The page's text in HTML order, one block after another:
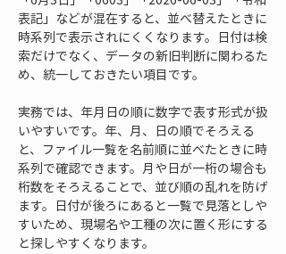
表記」などが混在すると、並べ替えたときに
時系列で表示されにくくなります。日付は検
索だけでなく、データの新旧判断に関わるた
め、統一しておきたい項目です。
実務では、年月日の順に数字で表す形式が扱
いやすいです。年、月、日の順でそろえる
と、ファイル一覧を名前順に並べたときに時
系列で確認できます。月や日が一桁の場合も
桁数をそろえることで、並び順の乱れを防げ
ます。日付が後ろにあると一覧で見落としや
すいため、現場名や工種の次に置く形にする
と探しやすくなります。